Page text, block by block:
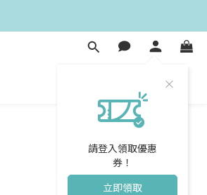
請登入領取優惠
券！
立即領取